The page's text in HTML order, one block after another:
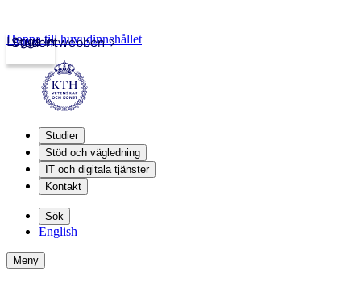
Studentwebben
Logga in
Hoppa till huvudinnehållet
Studier
Stöd och vägledning
IT och digitala tjänster
Kontakt
Sök
English
Meny